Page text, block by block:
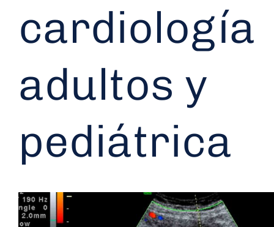
cardiología
adultos y
pediátrica